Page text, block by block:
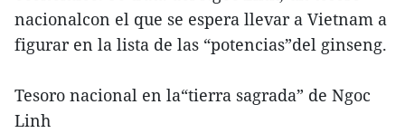
nacionalcon el que se espera llevar a Vietnam a
figurar en la lista de las “potencias”del ginseng.
Tesoro nacional en la“tierra sagrada” de Ngoc
Linh